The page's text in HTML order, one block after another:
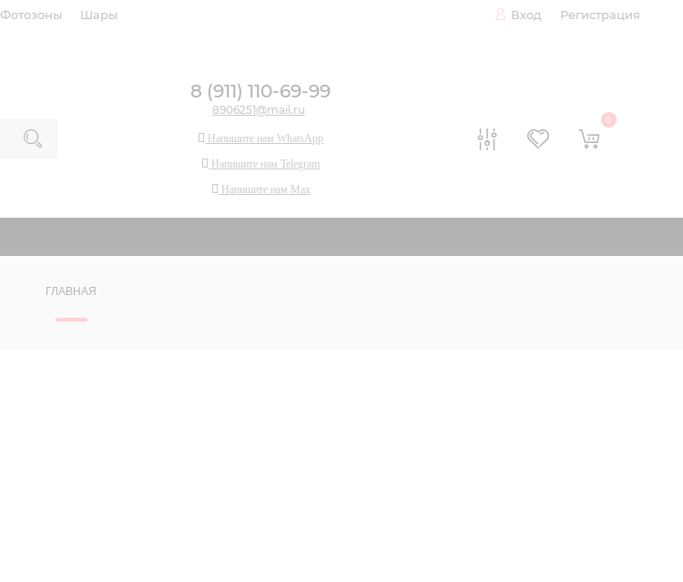
Фотозоны Шары Вход Регистрация
8 (911) 110-69-99
8906251@mail.ru
Напишите нам WhatsApp
Напишите нам Telegram
Напишите нам Max
0
ГЛАВНАЯ